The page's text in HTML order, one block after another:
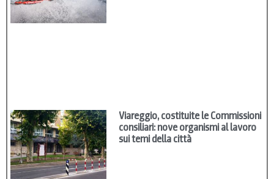
Viareggio, costituite le Commissioni
consiliari: nove organismi al lavoro
sui temi della città